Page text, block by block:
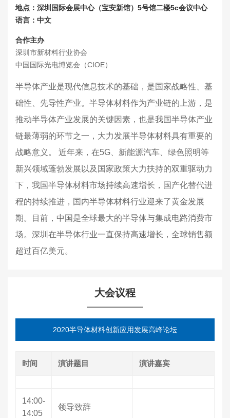
关于展会
地点：深圳国际会展中心（宝安新馆）5号馆二楼5c会议中心
语言：中文
合作主办
深圳市新材料行业协会
中国国际光电博览会（CIOE）
半导体产业是现代信息技术的基础，是国家战略性、基
础性、先导性产业。半导体材料作为产业链的上游，是
推动半导体产业发展的关键因素，也是我国半导体产业
链最薄弱的环节之一，大力发展半导体材料具有重要的
战略意义。 近年来，在5G、新能源汽车、绿色照明等
新兴领域蓬勃发展以及国家政策大力扶持的双重驱动力
下，我国半导体材料市场持续高速增长，国产化替代进
程的持续推进，国内半导体材料行业迎来了黄金发展
期。目前，中国是全球最大的半导体与集成电路消费市
场。深圳在半导体行业一直保持高速增长，全球销售额
超过百亿美元。
大会议程
2020半导体材料创新应用发展高峰论坛
时间 演讲题目 演讲嘉宾
14:00-
14:05
领导致辞